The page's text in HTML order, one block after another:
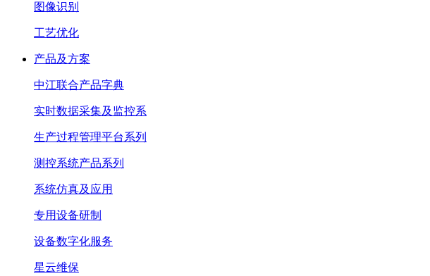
图像识别
工艺优化
产品及方案
中江联合产品字典
实时数据采集及监控系
生产过程管理平台系列
测控系统产品系列
系统仿真及应用
专用设备研制
设备数字化服务
星云维保